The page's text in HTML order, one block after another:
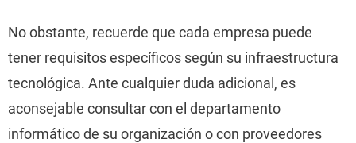
No obstante, recuerde que cada empresa puede
tener requisitos específicos según su infraestructura
tecnológica. Ante cualquier duda adicional, es
aconsejable consultar con el departamento
informático de su organización o con proveedores